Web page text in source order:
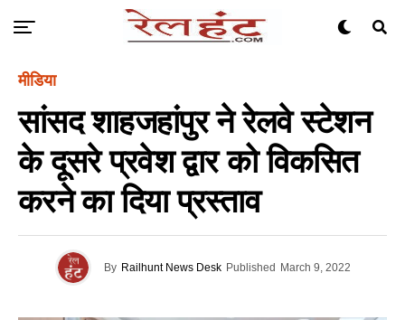
मीडिया
सांसद शाहजहांपुर ने रेलवे स्टेशन
के दूसरे प्रवेश द्वार को विकसित
करने का दिया प्रस्ताव
By Railhunt News Desk Published March 9, 2022